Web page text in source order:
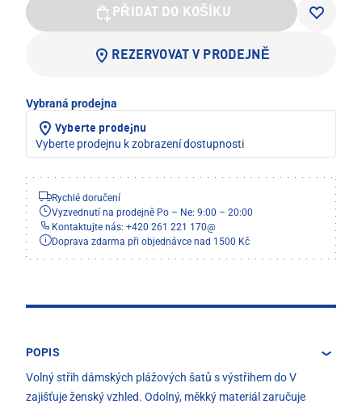
PŘIDAT DO KOŠÍKU
REZERVOVAT V PRODEJNĚ
Vybraná prodejna
Vyberte prodejnu
Vyberte prodejnu k zobrazení dostupnosti
Rychlé doručení
Vyzvednutí na prodejně Po – Ne: 9:00 – 20:00
Kontaktujte nás: +420 261 221 170@
Doprava zdarma při objednávce nad 1500 Kč
POPIS
Volný střih dámských plážových šatů s výstřihem do V
zajišťuje ženský vzhled. Odolný, měkký materiál zaručuje